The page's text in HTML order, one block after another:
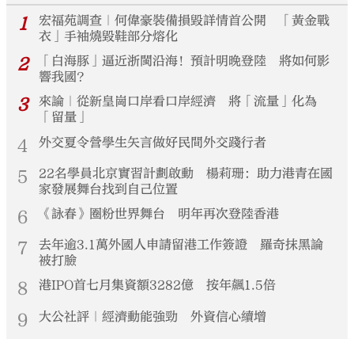
1
宏福苑調查｜何偉豪裝備損毀詳情首公開 「黃金戰
衣」手袖燒毀鞋部分熔化
2
「白海豚」逼近浙閩沿海！預計明晚登陸 將如何影
響我國？
3
來論｜從新皇崗口岸看口岸經濟 將「流量」化為
「留量」
4 外交夏令營學生矢言做好民間外交踐行者
5
22名學員北京實習計劃啟動 楊莉珊：助力港青在國
家發展舞台找到自己位置
6 《詠春》圈粉世界舞台 明年再次登陸香港
7
去年逾3.1萬外國人申請留港工作簽證 羅奇抹黑論
被打臉
8 港IPO首七月集資額3282億 按年飆1.5倍
9 大公社評｜經濟動能強勁 外資信心續增